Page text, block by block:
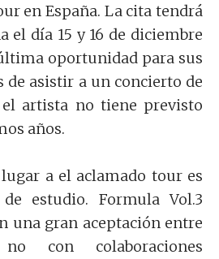
en España. La cita tendrá
el día 15 y 16 de diciembre
oportunidad para sus
de asistir a un concierto de
artista no tiene previsto
años.
a el aclamado tour es
estudio. Formula Vol.3
una gran aceptación entre
con colaboraciones